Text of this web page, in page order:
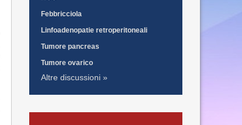
Febbricciola
Linfoadenopatie retroperitoneali
Tumore pancreas
Tumore ovarico
Altre discussioni »